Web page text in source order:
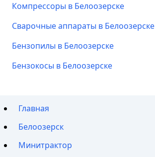
Компрессоры в Белоозерске
Сварочные аппараты в Белоозерске
Бензопилы в Белоозерске
Бензокосы в Белоозерске
Главная
Белоозерск
Минитрактор